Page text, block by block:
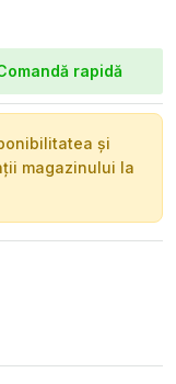
rapidă
și
magazinului la